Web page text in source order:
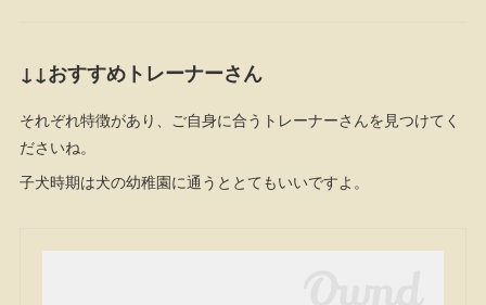
↓↓おすすめトレーナーさん
それぞれ特徴があり、ご自身に合うトレーナーさんを見つけてく
ださいね。
子犬時期は犬の幼稚園に通うととてもいいですよ。